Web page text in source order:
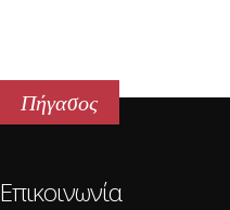
Πήγασος
Επικοινωνία